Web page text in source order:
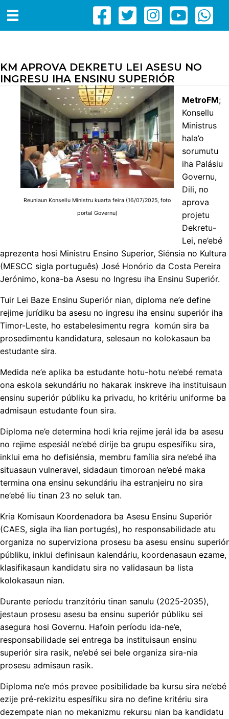
KM APROVA DEKRETU LEI ASESU NO
INGRESU IHA ENSINU SUPERIÓR
Reuniaun Konsellu Ministru kuarta feira (16/07/2025, foto
portal Governu)
MetroFM;
Konsellu
Ministrus
hala’o
sorumutu
iha Palásiu
Governu,
Dili, no
aprova
projetu
Dekretu-
Lei, ne’ebé
aprezenta hosi Ministru Ensino Superior, Siénsia no Kultura
(MESCC sigla português) José Honório da Costa Pereira
Jerónimo, kona-ba Asesu no Ingresu iha Ensinu Superiór.
Tuir Lei Baze Ensinu Superiór nian, diploma ne’e define
rejime jurídiku ba asesu no ingresu iha ensinu superiór iha
Timor-Leste, ho estabelesimentu regra komún sira ba
prosedimentu kandidatura, selesaun no kolokasaun ba
estudante sira.
Medida ne’e aplika ba estudante hotu-hotu ne’ebé remata
ona eskola sekundáriu no hakarak inskreve iha instituisaun
ensinu superiór públiku ka privadu, ho kritériu uniforme ba
admisaun estudante foun sira.
Diploma ne’e determina hodi kria rejime jerál ida ba asesu
no rejime espesiál ne’ebé dirije ba grupu espesífiku sira,
inklui ema ho defisiénsia, membru família sira ne’ebé iha
situasaun vulneravel, sidadaun timoroan ne’ebé maka
termina ona ensinu sekundáriu iha estranjeiru no sira
ne’ebé liu tinan 23 no seluk tan.
Kria Komisaun Koordenadora ba Asesu Ensinu Superiór
(CAES, sigla iha lian portugés), ho responsabilidade atu
organiza no superviziona prosesu ba asesu ensinu superiór
públiku, inklui definisaun kalendáriu, koordenasaun ezame,
klasifikasaun kandidatu sira no validasaun ba lista
kolokasaun nian.
Durante períodu tranzitóriu tinan sanulu (2025-2035),
jestaun prosesu asesu ba ensinu superiór públiku sei
asegura hosi Governu. Hafoin períodu ida-ne’e,
responsabilidade sei entrega ba instituisaun ensinu
superiór sira rasik, ne’ebé sei bele organiza sira-nia
prosesu admisaun rasik.
Diploma ne’e mós prevee posibilidade ba kursu sira ne’ebé
ezije pré-rekizitu espesífiku sira no define kritériu sira
dezempate nian no mekanizmu rekursu nian ba kandidatu